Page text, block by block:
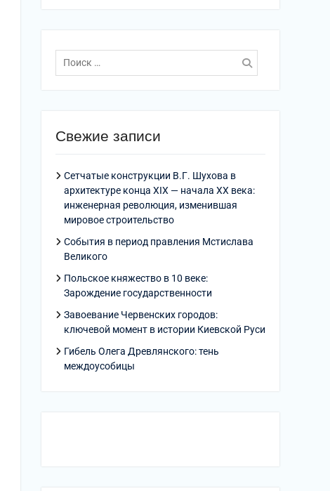
Поиск
по:
Свежие записи
Сетчатые конструкции В.Г. Шухова в
архитектуре конца XIX — начала XX века:
инженерная революция, изменившая
мировое строительство
События в период правления Мстислава
Великого
Польское княжество в 10 веке:
Зарождение государственности
Завоевание Червенских городов:
ключевой момент в истории Киевской Руси
Гибель Олега Древлянского: тень
междоусобицы